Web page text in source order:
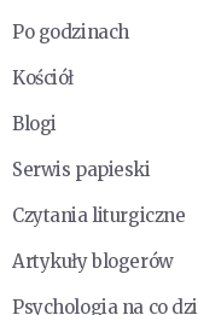
Po godzinach
Kościół
Blogi
Serwis papieski
Czytania liturgiczne
Artykuły blogerów
Psychologia na co